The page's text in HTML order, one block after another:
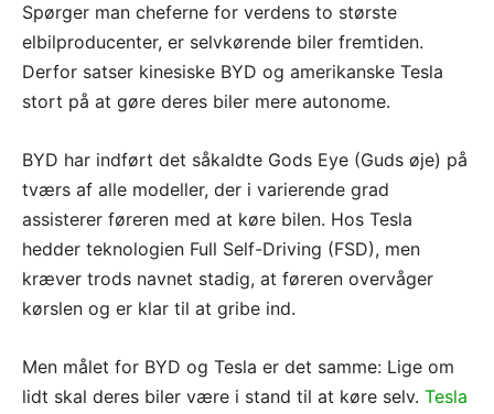
Spørger man cheferne for verdens to største
elbilproducenter, er selvkørende biler fremtiden.
Derfor satser kinesiske BYD og amerikanske Tesla
stort på at gøre deres biler mere autonome.
BYD har indført det såkaldte Gods Eye (Guds øje) på
tværs af alle modeller, der i varierende grad
assisterer føreren med at køre bilen. Hos Tesla
hedder teknologien Full Self-Driving (FSD), men
kræver trods navnet stadig, at føreren overvåger
kørslen og er klar til at gribe ind.
Men målet for BYD og Tesla er det samme: Lige om
lidt skal deres biler være i stand til at køre selv. Tesla